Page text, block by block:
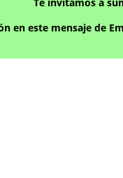
Te invitamos a
en este mensaje de